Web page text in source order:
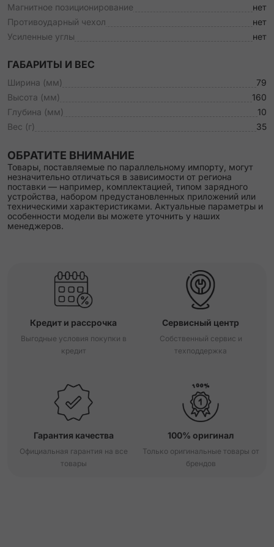
Магнитное позиционирование
нет
Противоударный чехол
нет
Усиленные углы
нет
ГАБАРИТЫ И ВЕС
Ширина (мм)
79
Высота (мм)
160
Глубина (мм)
10
Вес (г)
35
ОБРАТИТЕ ВНИМАНИЕ
Товары, поставляемые по параллельному импорту, могут
незначительно отличаться в зависимости от региона
поставки — например, комплектацией, типом зарядного
устройства, набором предустановленных приложений или
техническими характеристиками. Актуальные параметры и
особенности модели вы можете уточнить у наших
менеджеров.
Кредит и рассрочка
Выгодные условия покупки в
кредит
Сервисный центр
Собственный сервис и
техподдержка
Гарантия качества
Официальная гарантия на все
товары
100% оригинал
Только оригинальные товары от
брендов